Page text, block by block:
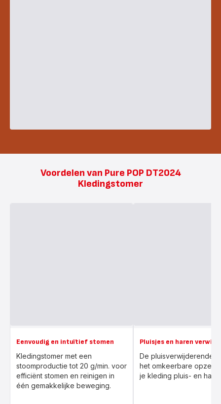
Voordelen van Pure POP DT2024
Kledingstomer
Eenvoudig en intuïtief stomen
Kledingstomer met een
stoomproductie tot 20 g/min. voor
efficiënt stomen en reinigen in
één gemakkelijke beweging.
Pluisjes en haren
De pluisverwijderende
het omkeerbare
je kleding pluis- en